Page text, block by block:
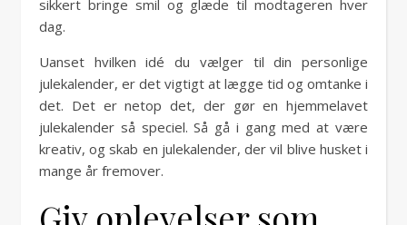
sikkert bringe smil og glæde til modtageren hver
dag.
Uanset hvilken idé du vælger til din personlige
julekalender, er det vigtigt at lægge tid og omtanke i
det. Det er netop det, der gør en hjemmelavet
julekalender så speciel. Så gå i gang med at være
kreativ, og skab en julekalender, der vil blive husket i
mange år fremover.